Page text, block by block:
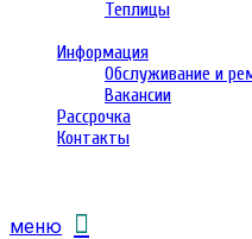
Теплицы
Информация
Обслуживание и
Вакансии
Рассрочка
Контакты
меню